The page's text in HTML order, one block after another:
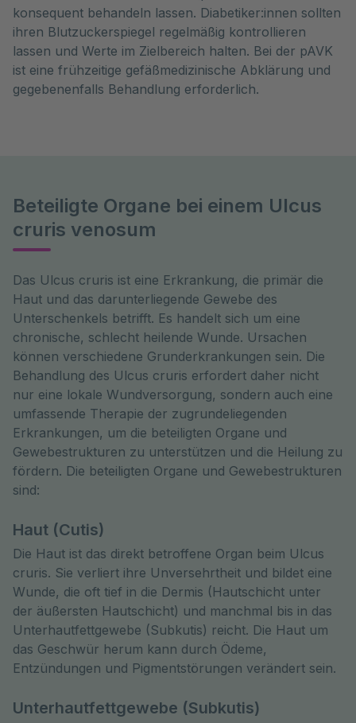
konsequent behandeln lassen. Diabetiker:innen sollten
ihren Blutzuckerspiegel regelmäßig kontrollieren
lassen und Werte im Zielbereich halten. Bei der pAVK
ist eine frühzeitige gefäßmedizinische Abklärung und
gegebenenfalls Behandlung erforderlich.
Beteiligte Organe bei einem Ulcus
cruris venosum
Das Ulcus cruris ist eine Erkrankung, die primär die
Haut und das darunterliegende Gewebe des
Unterschenkels betrifft. Es handelt sich um eine
chronische, schlecht heilende Wunde. Ursachen
können verschiedene Grunderkrankungen sein. Die
Behandlung des Ulcus cruris erfordert daher nicht
nur eine lokale Wundversorgung, sondern auch eine
umfassende Therapie der zugrundeliegenden
Erkrankungen, um die beteiligten Organe und
Gewebestrukturen zu unterstützen und die Heilung zu
fördern. Die beteiligten Organe und Gewebestrukturen
sind:
Haut (Cutis)
Die Haut ist das direkt betroffene Organ beim Ulcus
cruris. Sie verliert ihre Unversehrtheit und bildet eine
Wunde, die oft tief in die Dermis (Hautschicht unter
der äußersten Hautschicht) und manchmal bis in das
Unterhautfettgewebe (Subkutis) reicht. Die Haut um
das Geschwür herum kann durch Ödeme,
Entzündungen und Pigmentstörungen verändert sein.
Unterhautfettgewebe (Subkutis)